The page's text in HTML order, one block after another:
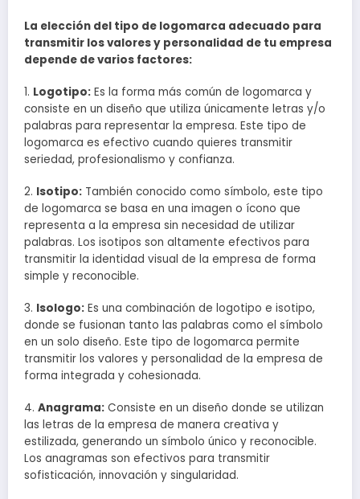
La elección del tipo de logomarca adecuado para
transmitir los valores y personalidad de tu empresa
depende de varios factores:
1. Logotipo: Es la forma más común de logomarca y
consiste en un diseño que utiliza únicamente letras y/o
palabras para representar la empresa. Este tipo de
logomarca es efectivo cuando quieres transmitir
seriedad, profesionalismo y confianza.
2. Isotipo: También conocido como símbolo, este tipo
de logomarca se basa en una imagen o ícono que
representa a la empresa sin necesidad de utilizar
palabras. Los isotipos son altamente efectivos para
transmitir la identidad visual de la empresa de forma
simple y reconocible.
3. Isologo: Es una combinación de logotipo e isotipo,
donde se fusionan tanto las palabras como el símbolo
en un solo diseño. Este tipo de logomarca permite
transmitir los valores y personalidad de la empresa de
forma integrada y cohesionada.
4. Anagrama: Consiste en un diseño donde se utilizan
las letras de la empresa de manera creativa y
estilizada, generando un símbolo único y reconocible.
Los anagramas son efectivos para transmitir
sofisticación, innovación y singularidad.